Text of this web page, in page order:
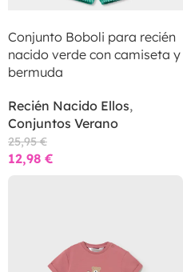
Conjunto Boboli para recién
nacido verde con camiseta y
bermuda
Recién Nacido Ellos,
Conjuntos Verano
25,95€
12,98 €